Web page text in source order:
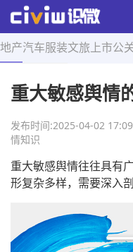
地产汽车服装文旅 上市公
首页 > 舆情知识 > 正文
重大敏感舆情
发布时间:2025-04-02 17:09
情知识
重大敏感舆情往往具有
形复杂多样，需要深入